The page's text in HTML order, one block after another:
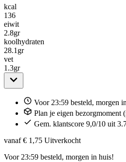
kcal
136
eiwit
2.8gr
koolhydraten
28.1 gr
vet
1.3gr
Voor 23:59 besteld, morgen
Plan je eigen bezorgmoment
Gem. klantscore 9,0/10 uit
vanaf € 1,75 Uitverkocht
Voor 23:59 besteld, morgen in huis!